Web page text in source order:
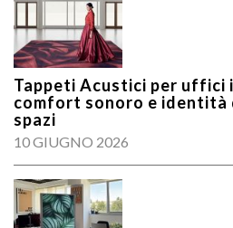
Tappeti Acustici per uffici
comfort sonoro e identità
spazi
10 GIUGNO 2026